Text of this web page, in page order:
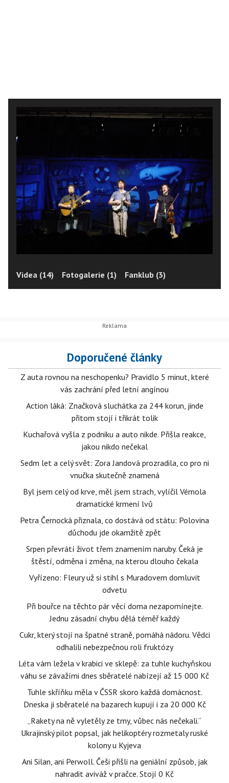
Videa (14) Fotogalerie (1) Fanklub (3)
Doporučené články
Z auta rovnou na neschopenku? Pravidlo 5 minut, které
vás zachrání před letní angínou
Action láká: Značková sluchátka za 244 korun, jinde
přitom stojí i třikrát tolik
Kuchařová vyšla z podniku a auto nikde. Přišla reakce,
jakou nikdo nečekal
Sedm let a celý svět: Zora Jandová prozradila, co pro ni
vnučka skutečně znamená
Byl jsem celý od krve, měl jsem strach, vylíčil Vémola
dramatické krmení lvů
Petra Černocká přiznala, co dostává od státu: Polovina
důchodu jde okamžitě zpět
Srpen převrátí život třem znamením naruby. Čeká je
štěstí, odměna i změna, na kterou dlouho čekala
Vyřízeno: Fleury už si stihl s Muradovem domluvit
odvetu
Při bouřce na těchto pár věcí doma nezapomínejte.
Jednu zásadní chybu dělá téměř každý
Cukr, který stojí na špatné straně, pomáhá nádoru. Vědci
odhalili nebezpečnou roli fruktózy
Léta vám ležela v krabici ve sklepě: za tuhle kuchyňskou
váhu se závažími dnes sběratelé nabízejí až 15 000 Kč
Tuhle skříňku měla v ČSSR skoro každá domácnost.
Dneska ji sběratelé na bazarech kupují i za 20 000 Kč
„Rakety na ně vyletěly ze tmy, vůbec nás nečekali.“
Ukrajinský pilot popsal, jak helikoptéry rozmetaly ruské
kolony u Kyjeva
Ani Silan, ani Perwoll. Češi přišli na geniální způsob, jak
nahradit aviváž v pračce. Stojí 0 Kč